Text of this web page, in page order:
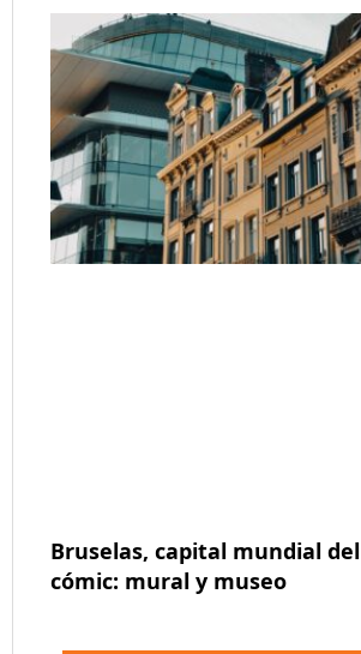
Bruselas, capital mundial del
cómic: mural y museo